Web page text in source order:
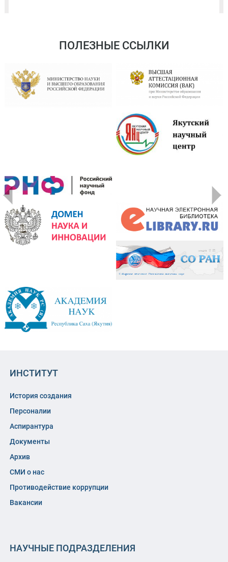
ПОЛЕЗНЫЕ ССЫЛКИ
ИНСТИТУТ
История создания
Персоналии
Аспирантура
Документы
Архив
СМИ о нас
Противодействие коррупции
Вакансии
НАУЧНЫЕ ПОДРАЗДЕЛЕНИЯ